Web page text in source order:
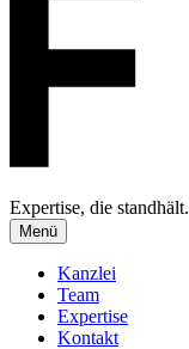
Expertise, die standhält.
Menü
Kanzlei
Team
Expertise
Kontakt